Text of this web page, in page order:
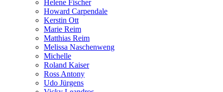
Helene Fischer
Howard Carpendale
Kerstin Ott
Marie Reim
Matthias Reim
Melissa Naschenweng
Michelle
Roland Kaiser
Ross Antony
Udo Jürgens